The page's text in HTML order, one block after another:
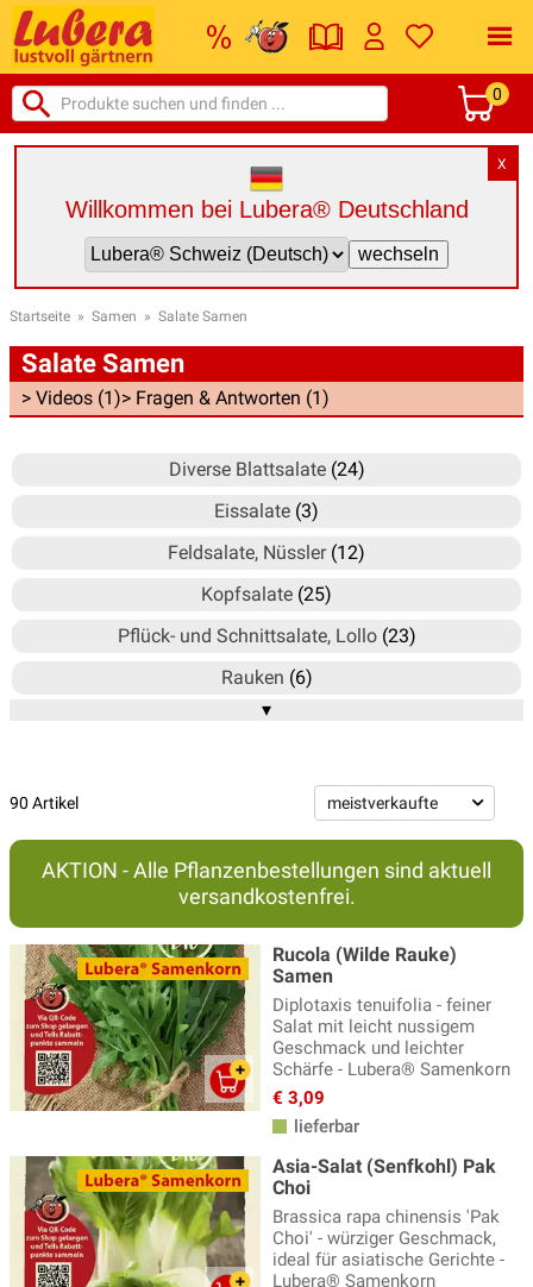
0
X
Willkommen bei Lubera® Deutschland
Startseite » Samen » Salate Samen
Salate Samen
> Videos (1)> Fragen & Antworten (1)
Diverse Blattsalate(24)
Eissalate (3)
Feldsalate, Nüssler(12)
Kopfsalate (25)
Pflück- und Schnittsalate, Lollo(23)
Rauken (6)
Römersalate, Lattiche
▾
90 Artikel
AKTION - Alle Pflanzenbestellungen sind aktuell
versandkostenfrei.
Rucola (Wilde Rauke)
Samen
Diplotaxis tenuifolia - feiner
Salat mit leicht nussigem
Geschmack und leichter
Schärfe - Lubera® Samenkorn
€ 3,09
lieferbar
Asia-Salat (Senfkohl) Pak
Choi
Brassica rapa chinensis 'Pak
Choi' - würziger Geschmack,
ideal für asiatische Gerichte -
Lubera® Samenkorn